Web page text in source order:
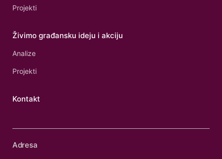
Projekti
Živimo građansku ideju i akciju
Analize
Projekti
Kontakt
Adresa